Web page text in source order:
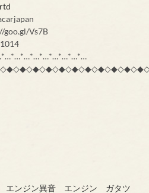
goo.gl/Vs7B
ンジン異音 エンジン ガタツ